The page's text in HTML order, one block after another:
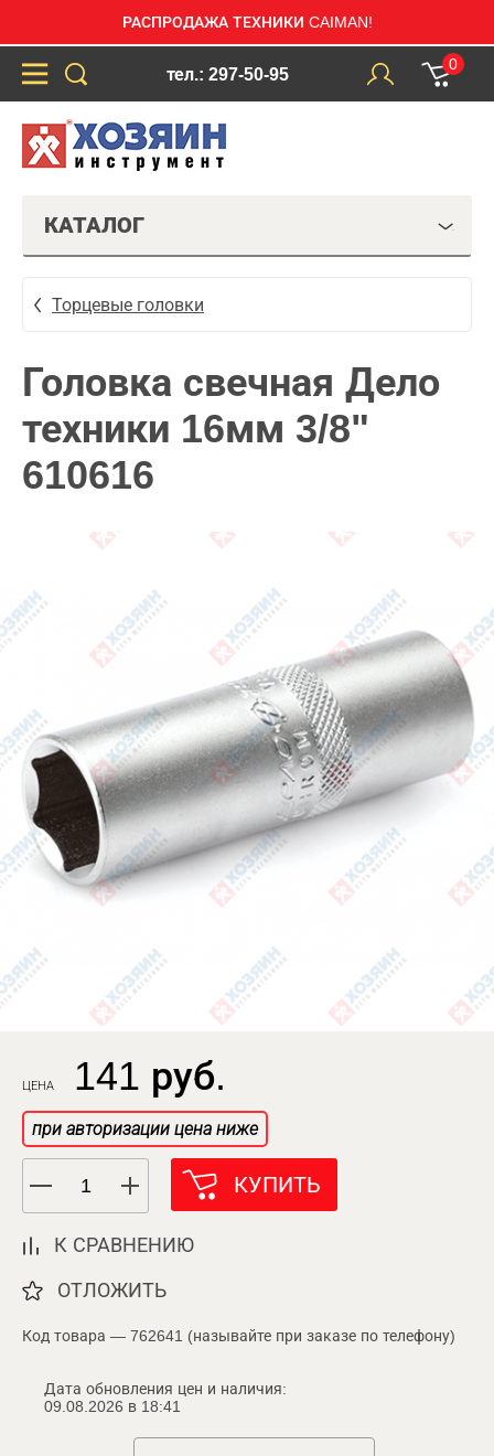
РАСПРОДАЖА ТЕХНИКИ CAIMAN!
тел.: 297-50-95
0
КАТАЛОГ
Торцевые головки
Головка свечная Дело
техники 16мм 3/8"
610616
ЦЕНА 141 руб.
при авторизации цена ниже
КУПИТЬ
К СРАВНЕНИЮ
ОТЛОЖИТЬ
Код товара — 762641 (называйте при заказе по телефону)
Дата обновления цен и наличия:
09.08.2026 в 18:41